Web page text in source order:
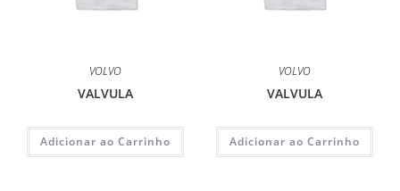
VOLVO
VALVULA
Adicionar ao Carrinho
VOLVO
VALVULA
Adicionar ao Carrinho